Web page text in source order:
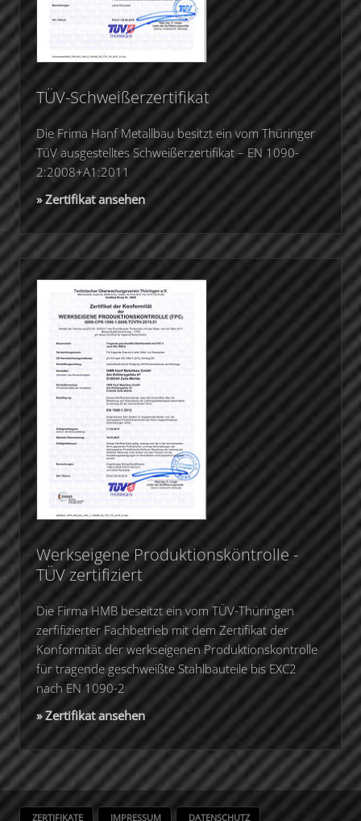
TÜV-Schweißerzertifikat
Die Frima Hanf Metallbau besitzt ein vom Thüringer
TüV ausgestelltes Schweißerzertifikat – EN 1090-
2:2008+A1:2011
» Zertifikat ansehen
Werkseigene Produktionsköntrolle -
TÜV zertifiziert
Die Firma HMB beseitzt ein vom TÜV-Thüringen
zerfifizierter Fachbetrieb mit dem Zertifikat der
Konformität der werkseigenen Produktionskontrolle
für tragende geschweißte Stahlbauteile bis EXC2
nach EN 1090-2
» Zertifikat ansehen
ZERTIFIKATE IMPRESSUM DATENSCHUTZ